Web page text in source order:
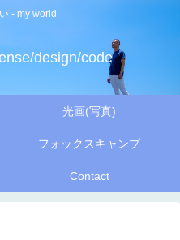
- my world
design/code
光画(写真)
フォックスキャンプ
Contact